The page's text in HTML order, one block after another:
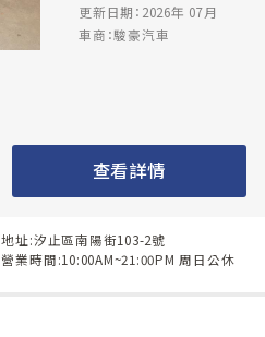
更新日期：2026年 07月
車商：駿豪汽車
查看詳情
地址:汐止區南陽街103-2號
營業時間:10:00AM~21:00PM 周日公休